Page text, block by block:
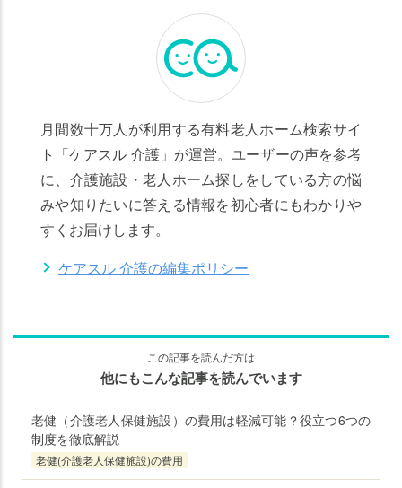
月間数十万人が利用する有料老人ホーム検索サイ
ト「ケアスル 介護」が運営。ユーザーの声を参考
に、介護施設・老人ホーム探しをしている方の悩
みや知りたいに答える情報を初心者にもわかりや
すくお届けします。
ケアスル 介護の編集ポリシー
この記事を読んだ方は
他にもこんな記事を読んでいます
老健（介護老人保健施設）の費用は軽減可能？役立つ6つの
制度を徹底解説
老健(介護老人保健施設)の費用